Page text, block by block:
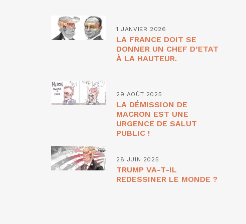
1 JANVIER 2026
LA FRANCE DOIT SE
DONNER UN CHEF D’ETAT
À LA HAUTEUR.
29 AOÛT 2025
LA DÉMISSION DE
MACRON EST UNE
URGENCE DE SALUT
PUBLIC !
28 JUIN 2025
TRUMP VA-T-IL
REDESSINER LE MONDE ?